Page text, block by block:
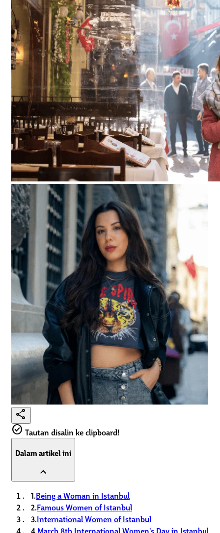
share
check_circle Tautan disalin ke clipboard!
Dalam artikel ini
expand_less
1.Being a Woman in Istanbul
2.Famous Women of Istanbul
3.International Women of Istanbul
4.March 8th International Women's Day in Istanbul